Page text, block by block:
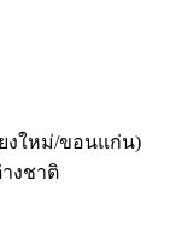
งใหม่/ขอนแก่น)
งชาติ